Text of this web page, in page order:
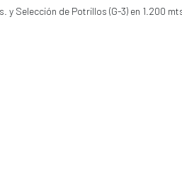
y Selección de Potrillos (G-3) en 1.200